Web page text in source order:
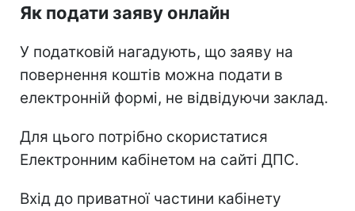
Як подати заяву онлайн
У податковій нагадують, що заяву на
повернення коштів можна подати в
електронній формі, не відвідуючи заклад.
Для цього потрібно скористатися
Електронним кабінетом на сайті ДПС.
Вхід до приватної частини кабінету